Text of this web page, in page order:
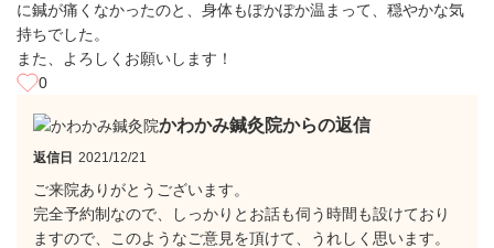
に鍼が痛くなかったのと、身体もぽかぽか温まって、穏やかな気
持ちでした。
また、よろしくお願いします！
0
かわかみ鍼灸院からの返信
返信日 2021/12/21
ご来院ありがとうございます。
完全予約制なので、しっかりとお話も伺う時間も設けており
ますので、このようなご意見を頂けて、うれしく思います。